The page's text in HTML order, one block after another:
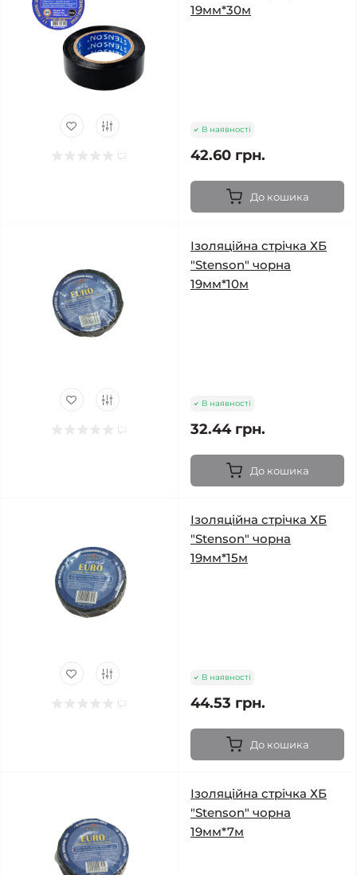
19мм*30м
В наявності
42.60 грн.
До кошика
Ізоляційна стрічка ХБ
"Stenson" чорна
19мм*10м
В наявності
32.44 грн.
До кошика
Ізоляційна стрічка ХБ
"Stenson" чорна
19мм*15м
В наявності
44.53 грн.
До кошика
Ізоляційна стрічка ХБ
"Stenson" чорна
19мм*7м